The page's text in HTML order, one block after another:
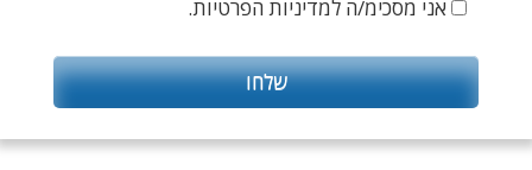
אני מסכימ/ה למדיניות הפרטיות.